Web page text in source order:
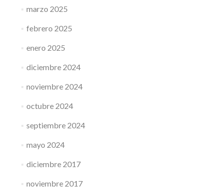
marzo 2025
febrero 2025
enero 2025
diciembre 2024
noviembre 2024
octubre 2024
septiembre 2024
mayo 2024
diciembre 2017
noviembre 2017